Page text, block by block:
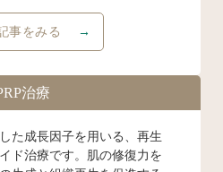
事をみる
治療
た成長因子を用いる、再生
ド治療です。肌の修復力を